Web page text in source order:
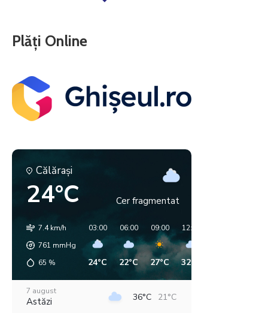
Plăți Online
Călăraşi
24°C Cer fragmentat
7.4 km/h
761 mmHg
65 %
03:00
24°C
06:00
22°C
09:00
27°C
12:00
32°C
7 august
Astăzi 36°C 21°C